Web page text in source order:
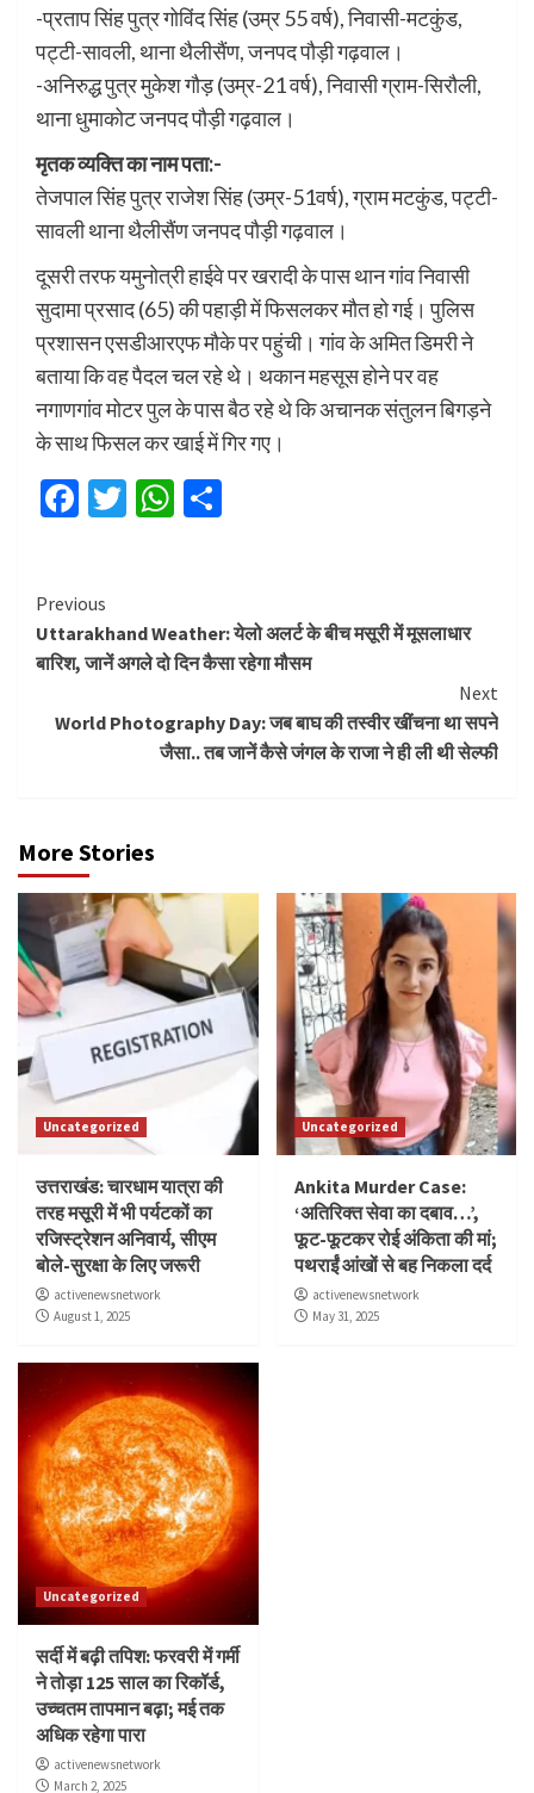
-प्रताप सिंह पुत्र गोविंद सिंह (उम्र 55 वर्ष), निवासी-मटकुंड,
पट्टी-सावली, थाना थैलीसैंण, जनपद पौड़ी गढ़वाल।
-अनिरुद्ध पुत्र मुकेश गौड़ (उम्र-21 वर्ष), निवासी ग्राम-सिरौली,
थाना धुमाकोट जनपद पौड़ी गढ़वाल।
मृतक व्यक्ति का नाम पता:-
तेजपाल सिंह पुत्र राजेश सिंह (उम्र-51वर्ष), ग्राम मटकुंड, पट्टी-
सावली थाना थैलीसैंण जनपद पौड़ी गढ़वाल।
दूसरी तरफ यमुनोत्री हाईवे पर खरादी के पास थान गांव निवासी
सुदामा प्रसाद (65) की पहाड़ी में फिसलकर मौत हो गई। पुलिस
प्रशासन एसडीआरएफ मौके पर पहुंची। गांव के अमित डिमरी ने
बताया कि वह पैदल चल रहे थे। थकान महसूस होने पर वह
नगाणगांव मोटर पुल के पास बैठ रहे थे कि अचानक संतुलन बिगड़ने
के साथ फिसल कर खाई में गिर गए।
Facebook
TwitterWhatsApp
Continue
Reading
Previous
Uttarakhand Weather: येलो अलर्ट के बीच मसूरी में मूसलाधार
बारिश, जानें अगले दो दिन कैसा रहेगा मौसम
Next
World Photography Day: जब बाघ की तस्वीर खींचना था सपने
जैसा.. तब जानें कैसे जंगल के राजा ने ही ली थी सेल्फी
More Stories
Uncategorized
उत्तराखंड: चारधाम यात्रा की
तरह मसूरी में भी पर्यटकों का
रजिस्ट्रेशन अनिवार्य, सीएम
बोले-सुरक्षा के लिए जरूरी
activenewsnetwork
August 1, 2025
Uncategorized
Ankita Murder Case:
‘अतिरिक्त सेवा का दबाव…’,
फूट-फूटकर रोई अंकिता की मां;
पथराईं आंखों से बह निकला दर्द
activenewsnetwork
May 31, 2025
Uncategorized
सर्दी में बढ़ी तपिश: फरवरी में गर्मी
ने तोड़ा 125 साल का रिकॉर्ड,
उच्चतम तापमान बढ़ा; मई तक
अधिक रहेगा पारा
activenewsnetwork
March 2, 2025